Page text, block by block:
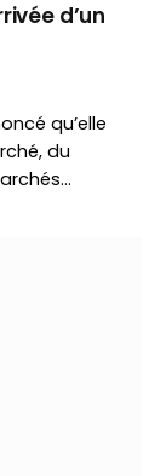
d’un
qu’elle
du